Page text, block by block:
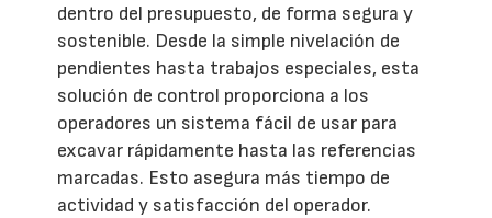
dentro del presupuesto, de forma segura y
sostenible. Desde la simple nivelación de
pendientes hasta trabajos especiales, esta
solución de control proporciona a los
operadores un sistema fácil de usar para
excavar rápidamente hasta las referencias
marcadas. Esto asegura más tiempo de
actividad y satisfacción del operador.